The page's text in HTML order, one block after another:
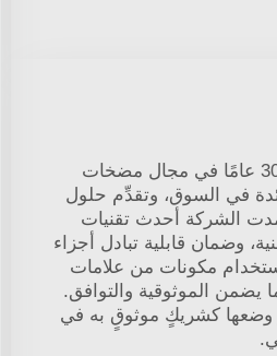
ويتونغ: خبرة تزيد عن 30 عامًا في مجال مضخات
في السوق، وتقدِّم حلول
الشركة أحدث تقنيات
وضمان قابلية تبادل أجزاء
مكونات من علامات
يضمن الموثوقية والتوافق.
وضعها كشريكٍ موثوقٍ به في